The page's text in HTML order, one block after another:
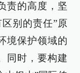
责的高度，坚
别的责任”原
境保护领域的
同时，要构建